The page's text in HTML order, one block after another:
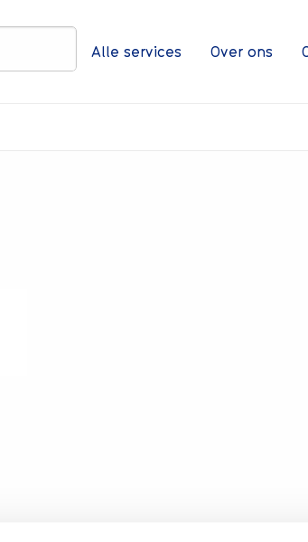
Zoeken
Alle services Over ons